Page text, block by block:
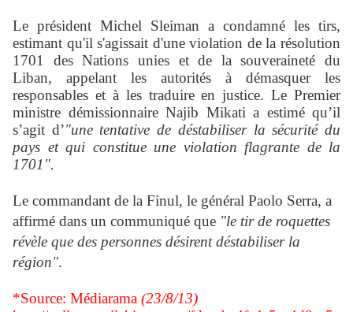
Le président Michel Sleiman a condamné les tirs,
estimant qu'il s'agissait d'une violation de la résolution
1701 des Nations unies et de la souveraineté du
Liban, appelant les autorités à démasquer les
responsables et à les traduire en justice. Le Premier
ministre démissionnaire Najib Mikati a estimé qu’il
s’agit d’"une tentative de déstabiliser la sécurité du
pays et qui constitue une violation flagrante de la
1701".
Le commandant de la Finul, le général Paolo Serra, a
affirmé dans un communiqué que "le tir de roquettes
révèle que des personnes désirent déstabiliser la
région".
*Source: Médiarama (23/8/13)